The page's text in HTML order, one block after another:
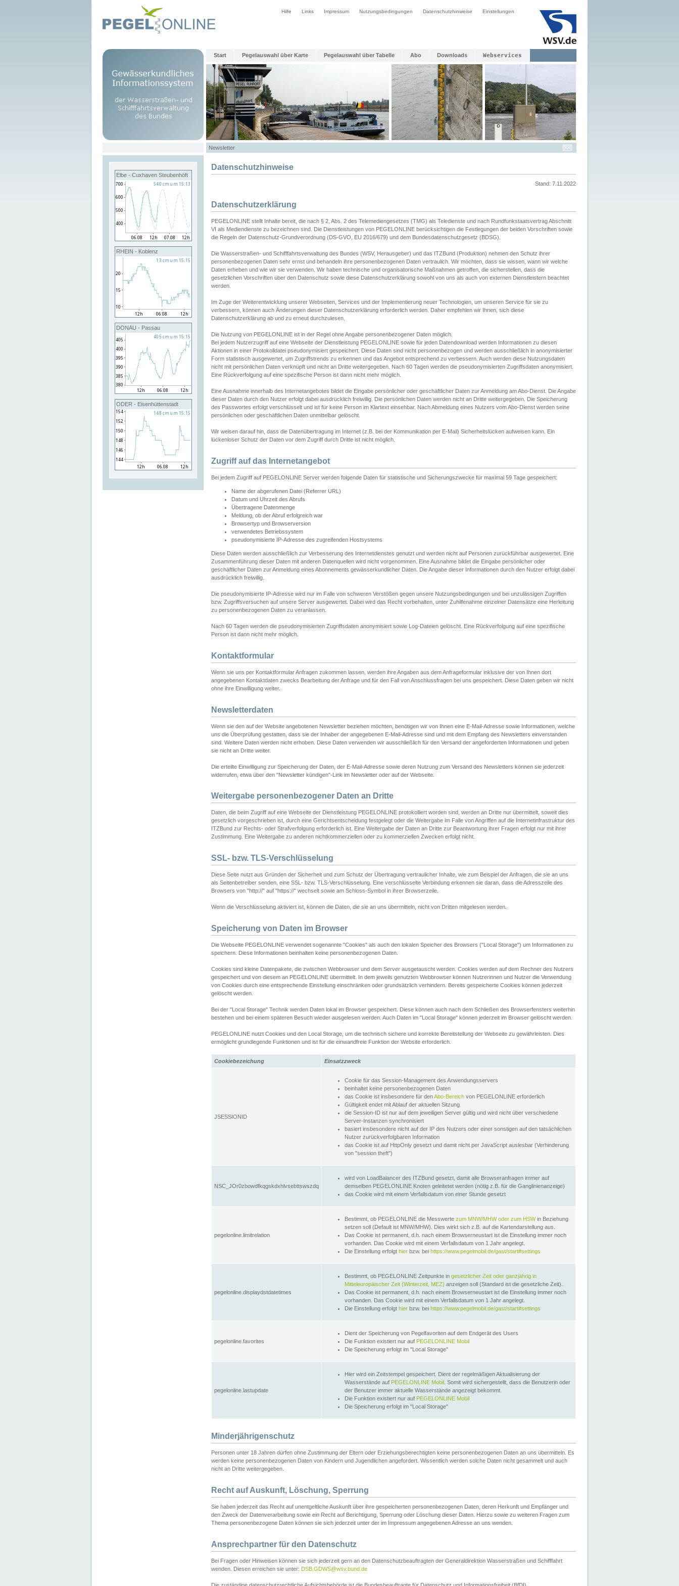
Hilfe Links Impressum Nutzungsbedingungen Datenschutzhinweise Einstellungen
Start Pegelauswahl über Karte Pegelauswahl über Tabelle Abo Downloads Webservices
Newsletter
Elbe - Cuxhaven Steubenhöft
RHEIN - Koblenz
DONAU - Passau
ODER - Eisenhüttenstadt
Datenschutzhinweise
Stand: 7.11.2022
Datenschutzerklärung
PEGELONLINE stellt Inhalte bereit, die nach § 2, Abs. 2 des Telemediengesetzes (TMG) als Teledienste und nach Rundfunkstaatsvertrag Abschnitt
VI als Mediendienste zu bezeichnen sind. Die Dienstleistungen von PEGELONLINE berücksichtigen die Festlegungen der beiden Vorschriften sowie
die Regeln der Datenschutz-Grundverordnung (DS-GVO, EU 2016/679) und dem Bundesdatenschutzgesetz (BDSG).
Die Wasserstraßen- und Schifffahrtsverwaltung des Bundes (WSV, Herausgeber) und das ITZBund (Produktion) nehmen den Schutz ihrer
personenbezogenen Daten sehr ernst und behandeln ihre personenbezogenen Daten vertraulich. Wir möchten, dass sie wissen, wann wir welche
Daten erheben und wie wir sie verwenden. Wir haben technische und organisatorische Maßnahmen getroffen, die sicherstellen, dass die
gesetzlichen Vorschriften über den Datenschutz sowie diese Datenschutzerklärung sowohl von uns als auch von externen Dienstleistern beachtet
werden.
Im Zuge der Weiterentwicklung unserer Webseiten, Services und der Implementierung neuer Technologien, um unseren Service für sie zu
verbessern, können auch Änderungen dieser Datenschutzerklärung erforderlich werden. Daher empfehlen wir Ihnen, sich diese
Datenschutzerklärung ab und zu erneut durchzulesen.
Die Nutzung von PEGELONLINE ist in der Regel ohne Angabe personenbezogener Daten möglich.
Bei jedem Nutzerzugriff auf eine Webseite der Dienstleistung PEGELONLINE sowie für jeden Datendownload werden Informationen zu diesen
Aktionen in einer Protokolldatei pseudonymisiert gespeichert. Diese Daten sind nicht personenbezogen und werden ausschließlich in anonymisierter
Form statistisch ausgewertet, um Zugriffstrends zu erkennen und das Angebot entsprechend zu verbessern. Auch werden diese Nutzungsdaten
nicht mit persönlichen Daten verknüpft und nicht an Dritte weitergegeben. Nach 60 Tagen werden die pseudonymisierten Zugriffsdaten anonymisiert.
Eine Rückverfolgung auf eine spezifische Person ist dann nicht mehr möglich.
Eine Ausnahme innerhalb des Internetangebotes bildet die Eingabe persönlicher oder geschäftlicher Daten zur Anmeldung am Abo-Dienst. Die Angabe
dieser Daten durch den Nutzer erfolgt dabei ausdrücklich freiwillig. Die persönlichen Daten werden nicht an Dritte weitergegeben. Die Speicherung
des Passwortes erfolgt verschlüsselt und ist für keine Person im Klartext einsehbar. Nach Abmeldung eines Nutzers vom Abo-Dienst werden seine
persönlichen oder geschäftlichen Daten unmittelbar gelöscht.
Wir weisen darauf hin, dass die Datenübertragung im Internet (z.B. bei der Kommunikation per E-Mail) Sicherheitslücken aufweisen kann. Ein
lückenloser Schutz der Daten vor dem Zugriff durch Dritte ist nicht möglich.
Zugriff auf das Internetangebot
Bei jedem Zugriff auf PEGELONLINE Server werden folgende Daten für statistische und Sicherungszwecke für maximal 59 Tage gespeichert:
Name der abgerufenen Datei (Referrer URL)
Datum und Uhrzeit des Abrufs
Übertragene Datenmenge
Meldung, ob der Abruf erfolgreich war
Browsertyp und Browserversion
verwendetes Betriebssystem
pseudonymisierte IP-Adresse des zugreifenden Hostsystems
Diese Daten werden ausschließlich zur Verbesserung des Internetdienstes genutzt und werden nicht auf Personen zurückführbar ausgewertet. Eine
Zusammenführung dieser Daten mit anderen Datenquellen wird nicht vorgenommen. Eine Ausnahme bildet die Eingabe persönlicher oder
geschäftlicher Daten zur Anmeldung eines Abonnements gewässerkundlicher Daten. Die Angabe dieser Informationen durch den Nutzer erfolgt dabei
ausdrücklich freiwillig.
Die pseudonymisierte IP-Adresse wird nur im Falle von schweren Verstößen gegen unsere Nutzungsbedingungen und bei unzulässigen Zugriffen
bzw. Zugriffsversuchen auf unsere Server ausgewertet. Dabei wird das Recht vorbehalten, unter Zuhilfenahme einzelner Datensätze eine Herleitung
zu personenbezogenen Daten zu veranlassen.
Nach 60 Tagen werden die pseudonymisierten Zugriffsdaten anonymisiert sowie Log-Dateien gelöscht. Eine Rückverfolgung auf eine spezifische
Person ist dann nicht mehr möglich.
Kontaktformular
Wenn sie uns per Kontaktformular Anfragen zukommen lassen, werden ihre Angaben aus dem Anfrageformular inklusive der von Ihnen dort
angegebenen Kontaktdaten zwecks Bearbeitung der Anfrage und für den Fall von Anschlussfragen bei uns gespeichert. Diese Daten geben wir nicht
ohne ihre Einwilligung weiter.
Newsletterdaten
Wenn sie den auf der Website angebotenen Newsletter beziehen möchten, benötigen wir von Ihnen eine E-Mail-Adresse sowie Informationen, welche
uns die Überprüfung gestatten, dass sie der Inhaber der angegebenen E-Mail-Adresse sind und mit dem Empfang des Newsletters einverstanden
sind. Weitere Daten werden nicht erhoben. Diese Daten verwenden wir ausschließlich für den Versand der angeforderten Informationen und geben
sie nicht an Dritte weiter.
Die erteilte Einwilligung zur Speicherung der Daten, der E-Mail-Adresse sowie deren Nutzung zum Versand des Newsletters können sie jederzeit
widerrufen, etwa über den "Newsletter kündigen"-Link im Newsletter oder auf der Webseite.
Weitergabe personenbezogener Daten an Dritte
Daten, die beim Zugriff auf eine Webseite der Dienstleistung PEGELONLINE protokolliert worden sind, werden an Dritte nur übermittelt, soweit dies
gesetzlich vorgeschrieben ist, durch eine Gerichtsentscheidung festgelegt oder die Weitergabe im Falle von Angriffen auf die Internetinfrastruktur des
ITZBund zur Rechts- oder Strafverfolgung erforderlich ist. Eine Weitergabe der Daten an Dritte zur Beantwortung ihrer Fragen erfolgt nur mit ihrer
Zustimmung. Eine Weitergabe zu anderen nichtkommerziellen oder zu kommerziellen Zwecken erfolgt nicht.
SSL- bzw. TLS-Verschlüsselung
Diese Seite nutzt aus Gründen der Sicherheit und zum Schutz der Übertragung vertraulicher Inhalte, wie zum Beispiel der Anfragen, die sie an uns
als Seitenbetreiber senden, eine SSL- bzw. TLS-Verschlüsselung. Eine verschlüsselte Verbindung erkennen sie daran, dass die Adresszeile des
Browsers von "http://" auf "https://" wechselt sowie am Schloss-Symbol in ihrer Browserzeile.
Wenn die Verschlüsselung aktiviert ist, können die Daten, die sie an uns übermitteln, nicht von Dritten mitgelesen werden.
Speicherung von Daten im Browser
Die Webseite PEGELONLINE verwendet sogenannte "Cookies" als auch den lokalen Speicher des Browsers ("Local Storage") um Informationen zu
speichern. Diese Informationen beinhalten keine personenbezogenen Daten.
Cookies sind kleine Datenpakete, die zwischen Webbrowser und dem Server ausgetauscht werden. Cookies werden auf dem Rechner des Nutzers
gespeichert und von diesem an PEGELONLINE übermittelt. In dem jeweils genutzten Webbrowser können Nutzerinnen und Nutzer die Verwendung
von Cookies durch eine entsprechende Einstellung einschränken oder grundsätzlich verhindern. Bereits gespeicherte Cookies können jederzeit
gelöscht werden.
Bei der "Local Storage" Technik werden Daten lokal im Browser gespeichert. Diese können auch nach dem Schließen des Browserfensters weiterhin
bestehen und bei einem späteren Besuch wieder ausgelesen werden. Auch Daten im "Local Storage" können jederzeit im Browser gelöscht werden.
PEGELONLINE nutzt Cookies und den Local Storage, um die technisch sichere und korrekte Bereitstellung der Webseite zu gewährleisten. Dies
ermöglicht grundlegende Funktionen und ist für die einwandfreie Funktion der Website erforderlich.
Cookiebezeichung Einsatzzweck
JSESSIONID
Cookie für das Session-Management des Anwendungsservers
beinhaltet keine personenbezogenen Daten
das Cookie ist insbesondere für denAbo-Bereich von PEGELONLINE erforderlich
Gültigkeit endet mit Ablauf der aktuellen Sitzung
die Session-ID ist nur auf dem jeweiligen Server gültig und wird nicht über verschiedene
Server-Instanzen synchronisiert
basiert insbesondere nicht auf der IP des Nutzers oder einer sonstigen auf den tatsächlichen
Nutzer zurückverfolgbaren Information
das Cookie ist auf HttpOnly gesetzt und damit nicht per JavaScript auslesbar (Verhinderung
von "session theft")
NSC_JOr0zbowdfkqgskdxhlvsebttswszdq
wird von LoadBalancer des ITZBund gesetzt, damit alle Browseranfragen immer auf
demselben PEGELONLINE Knoten geleitetet werden (nötig z.B. für die Ganglinienanzeige)
das Cookie wird mit einem Verfallsdatum von einer Stunde gesetzt
pegelonline.limitrelation
Bestimmt, ob PEGELONLINE die Messwerte zum MNW/MHW oder zum HSWin Beziehung
setzen soll (Default ist MNW/MHW). Dies wirkt sich z.B. auf die Kartendarstellung aus.
Das Cookie ist permanent, d.h. nach einem Browserneustart ist die Einstellung immer noch
vorhanden. Das Cookie wird mit einem Verfallsdatum von 1 Jahr angelegt.
Die Einstellung erfolgt hier bzw. bei https://www.pegelmobil.de/gast/start#settings
pegelonline.displaydstdatetimes
Bestimmt, ob PEGELONLINE Zeitpunkte in gesetzlicher Zeit oder ganzjährig in
Mitteleuropäischer Zeit (Winterzeit, MEZ) anzeigen soll (Standard ist die gesetzliche Zeit).
Das Cookie ist permanent, d.h. nach einem Browserneustart ist die Einstellung immer noch
vorhanden. Das Cookie wird mit einem Verfallsdatum von 1 Jahr angelegt.
Die Einstellung erfolgt hier bzw. bei https://www.pegelmobil.de/gast/start#settings
pegelonline.favorites
Dient der Speicherung von Pegelfavoriten auf dem Endgerät des Users
Die Funktion existiert nur auf PEGELONLINE Mobil
Die Speicherung erfolgt im "Local Storage"
pegelonline.lastupdate
Hier wird ein Zeitstempel gespeichert. Dient der regelmäßigen Aktualisierung der
Wasserstände auf PEGELONLINE Mobil . Somit wird sichergestellt, dass die Benutzerin oder
der Benutzer immer aktuelle Wasserstände angezeigt bekommt.
Die Funktion existiert nur auf PEGELONLINE Mobil
Die Speicherung erfolgt im "Local Storage"
Minderjährigenschutz
Personen unter 18 Jahren dürfen ohne Zustimmung der Eltern oder Erziehungsberechtigten keine personenbezogenen Daten an uns übermitteln. Es
werden keine personenbezogenen Daten von Kindern und Jugendlichen angefordert. Wissentlich werden solche Daten nicht gesammelt und auch
nicht an Dritte weitergegeben.
Recht auf Auskunft, Löschung, Sperrung
Sie haben jederzeit das Recht auf unentgeltliche Auskunft über ihre gespeicherten personenbezogenen Daten, deren Herkunft und Empfänger und
den Zweck der Datenverarbeitung sowie ein Recht auf Berichtigung, Sperrung oder Löschung dieser Daten. Hierzu sowie zu weiteren Fragen zum
Thema personenbezogene Daten können sie sich jederzeit unter der im Impressum angegebenen Adresse an uns wenden.
Ansprechpartner für den Datenschutz
Bei Fragen oder Hinweisen können sie sich jederzeit gern an den Datenschutzbeauftragten der Generaldirektion Wasserstraßen und Schifffahrt
wenden. Diesen erreichen sie unter: DSB.GDWS@wsv.bund.de